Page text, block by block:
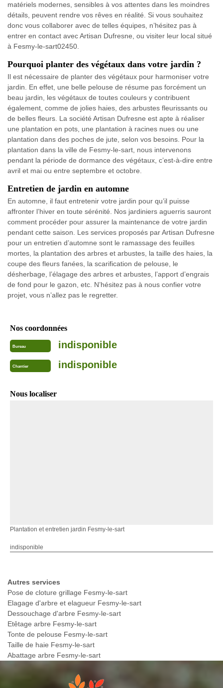
matériels modernes, sensibles à vos attentes dans les moindres
détails, peuvent rendre vos rêves en réalité. Si vous souhaitez
donc vous collaborer avec de telles équipes, n’hésitez pas à
entrer en contact avec Artisan Dufresne, ou visiter leur local situé
à Fesmy-le-sart02450.
Pourquoi planter des végétaux dans votre jardin ?
Il est nécessaire de planter des végétaux pour harmoniser votre
jardin. En effet, une belle pelouse de résume pas forcément un
beau jardin, les végétaux de toutes couleurs y contribuent
également, comme de jolies haies, des arbustes fleurissants ou
de belles fleurs. La société Artisan Dufresne est apte à réaliser
une plantation en pots, une plantation à racines nues ou une
plantation dans des poches de jute, selon vos besoins. Pour la
plantation dans la ville de Fesmy-le-sart, nous intervenons
pendant la période de dormance des végétaux, c’est-à-dire entre
avril et mai ou entre septembre et octobre.
Entretien de jardin en automne
En automne, il faut entretenir votre jardin pour qu’il puisse
affronter l’hiver en toute sérénité. Nos jardiniers aguerris sauront
comment procéder pour assurer la maintenance de votre jardin
pendant cette saison. Les services proposés par Artisan Dufresne
pour un entretien d’automne sont le ramassage des feuilles
mortes, la plantation des arbres et arbustes, la taille des haies, la
coupe des fleurs fanées, la scarification de pelouse, le
désherbage, l’élagage des arbres et arbustes, l’apport d’engrais
de fond pour le gazon, etc. N’hésitez pas à nous confier votre
projet, vous n’allez pas le regretter.
Nos coordonnées
Bureau indisponible
Chantier indisponible
Nous localiser
Plantation et entretien jardin Fesmy-le-sart
indisponible
Autres services
Pose de cloture grillage Fesmy-le-sart
Elagage d'arbre et elagueur Fesmy-le-sart
Dessouchage d'arbre Fesmy-le-sart
Etêtage arbre Fesmy-le-sart
Tonte de pelouse Fesmy-le-sart
Taille de haie Fesmy-le-sart
Abattage arbre Fesmy-le-sart